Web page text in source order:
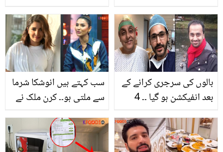
جانیئے فریج کو کچن میں
رکھنے کے کیا نقصانات
ہیں؟
کُن فوائد
سب کہتے ہیں انوشکا شرما
سے ملتی ہو۔۔ کرن ملک نے
کیا بتایا؟
بالوں کی سرجری کرانے کے
بعد انفیکشن ہو گیا ۔۔ 4
نے بالوں کے علاج کے بعد
خود کو بدل لیا